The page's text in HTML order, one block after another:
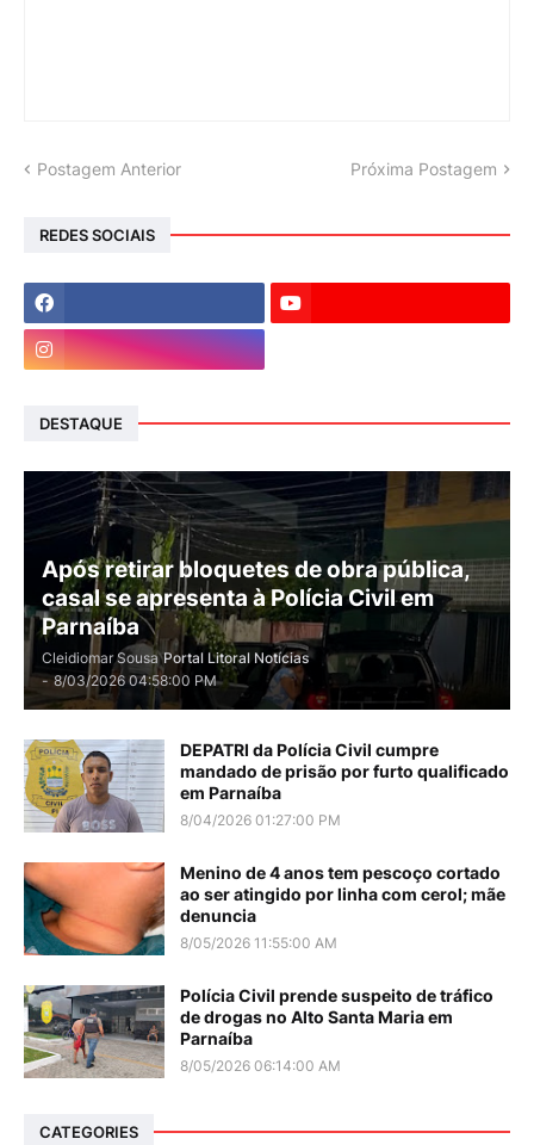
Postagem Anterior Próxima Postagem
REDES SOCIAIS
DESTAQUE
Após retirar bloquetes de obra pública,
casal se apresenta à Polícia Civil em
Parnaíba
Cleidiomar Sousa Portal Litoral Notícias
- 8/03/2026 04:58:00 PM
DEPATRI da Polícia Civil cumpre
mandado de prisão por furto qualificado
em Parnaíba
8/04/2026 01:27:00 PM
Menino de 4 anos tem pescoço cortado
ao ser atingido por linha com cerol; mãe
denuncia
8/05/2026 11:55:00 AM
Polícia Civil prende suspeito de tráfico
de drogas no Alto Santa Maria em
Parnaíba
8/05/2026 06:14:00 AM
CATEGORIES